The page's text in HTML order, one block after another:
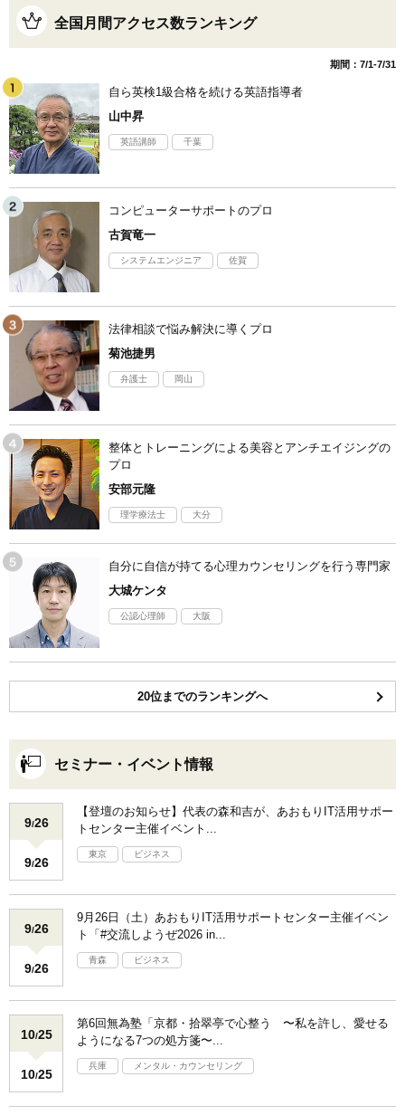
全国月間アクセス数ランキング
期間：7/1-7/31
自ら英検1級合格を続ける英語指導者
山中昇
英語講師 千葉
コンピューターサポートのプロ
古賀竜一
システムエンジニア 佐賀
法律相談で悩み解決に導くプロ
菊池捷男
弁護士 岡山
整体とトレーニングによる美容とアンチエイジングの
プロ
安部元隆
理学療法士 大分
自分に自信が持てる心理カウンセリングを行う専門家
大城ケンタ
公認心理師 大阪
20位までのランキングへ
セミナー・イベント情報
9/26
9/26
【登壇のお知らせ】代表の森和吉が、あおもりIT活用サポー
トセンター主催イベント...
東京 ビジネス
9/26
9/26
9月26日（土）あおもりIT活用サポートセンター主催イベン
ト「#交流しようぜ2026 in...
青森 ビジネス
10/25
10/25
第6回無為塾「京都・拾翠亭で心整う 〜私を許し、愛せる
ようになる7つの処方箋〜...
兵庫 メンタル・カウンセリング